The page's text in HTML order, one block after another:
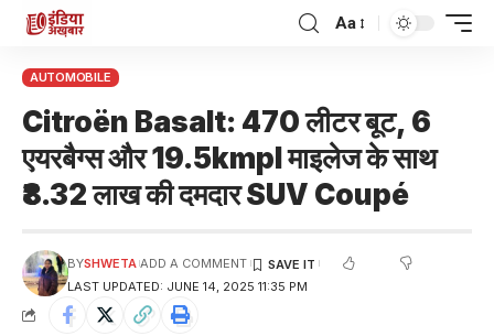
Aa
AUTOMOBILE
Citroën Basalt: 470 लीटर बूट, 6
एयरबैग्स और 19.5kmpl माइलेज के साथ
₹8.32 लाख की दमदार SUV Coupé
LAST UPDATED: JUNE 14, 2025 11:35 PM
BYSHWETA ADD A COMMENT